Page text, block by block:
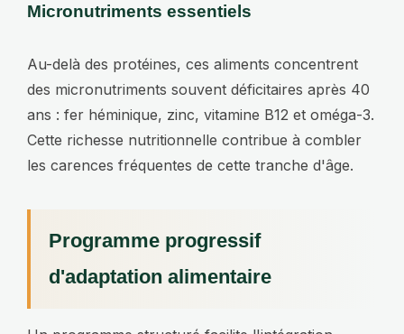
Micronutriments essentiels
Au-delà des protéines, ces aliments concentrent
des micronutriments souvent déficitaires après 40
ans : fer héminique, zinc, vitamine B12 et oméga-3.
Cette richesse nutritionnelle contribue à combler
les carences fréquentes de cette tranche d'âge.
Programme progressif
d'adaptation alimentaire